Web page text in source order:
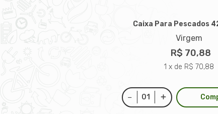
Caixa Para Pescados
Virgem
R$ 70,88
1 x de R$ 70,88